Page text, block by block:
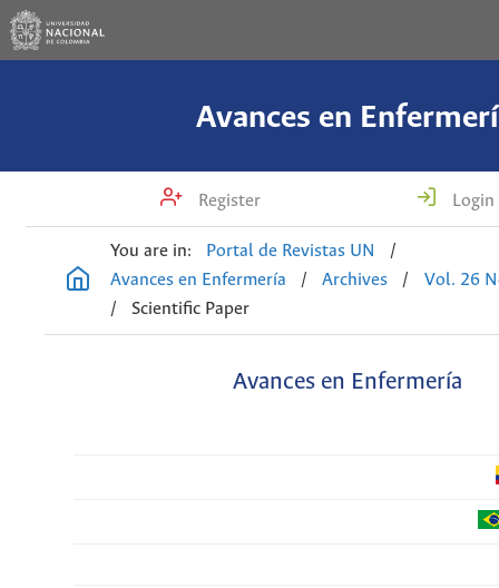
Avances en
Register Login
You are in: Portal de Revistas UN
/
Avances en Enfermería
/ Archives /
Vol. 26
/
Scientific Paper
Avances en Enfermería